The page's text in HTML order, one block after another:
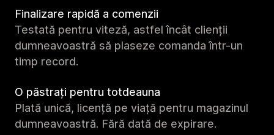
Finalizare rapidă a comenzii
Testată pentru viteză, astfel încât clienții
dumneavoastră să plaseze comanda într-un
timp record.
O păstrați pentru totdeauna
Plată unică, licență pe viață pentru magazinul
dumneavoastră. Fără dată de expirare.